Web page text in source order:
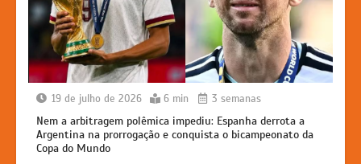
19 de julho de 2026 6 min 3 semanas
Nem a arbitragem polêmica impediu: Espanha derrota a
Argentina na prorrogação e conquista o bicampeonato da
Copa do Mundo